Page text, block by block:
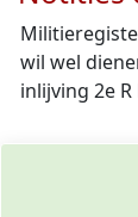
wil wel
inlijving 2e